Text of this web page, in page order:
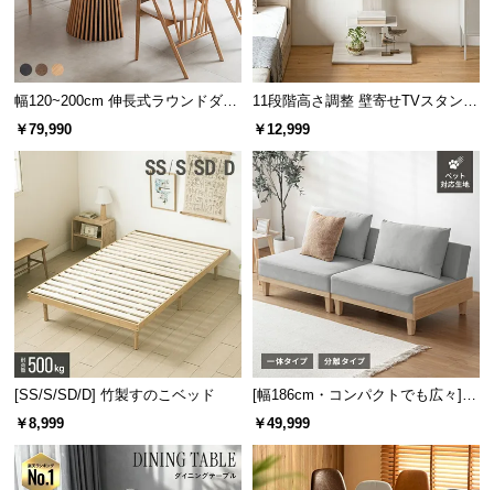
サ
ト
せ
ロ
グ
企
業
幅120~200cm 伸長式ラウンドダイ
ニングテーブル 6人掛け 天然木突
￥79,990
11段階高さ調整 壁寄せTVスタンド
キャスター付き 上下左右角度調節
￥12,999
[SS/S/SD/D] 竹製すのこベッド
￥8,999
[幅186cm・コンパクトでも広々] 3
人掛けソファベッド リクライニン
￥49,999